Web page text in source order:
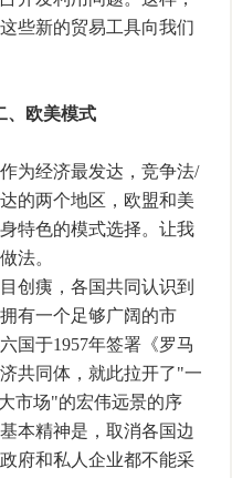
些新的贸易工具向我们
、欧美模式
为经济最发达，竞争法/
的两个地区，欧盟和美
特色的模式选择。让我
法。
创痍，各国共同认识到
有一个足够广阔的市
国于1957年签署《罗马
共同体，就此拉开了"一
市场"的宏伟远景的序
本精神是，取消各国边
府和私人企业都不能采